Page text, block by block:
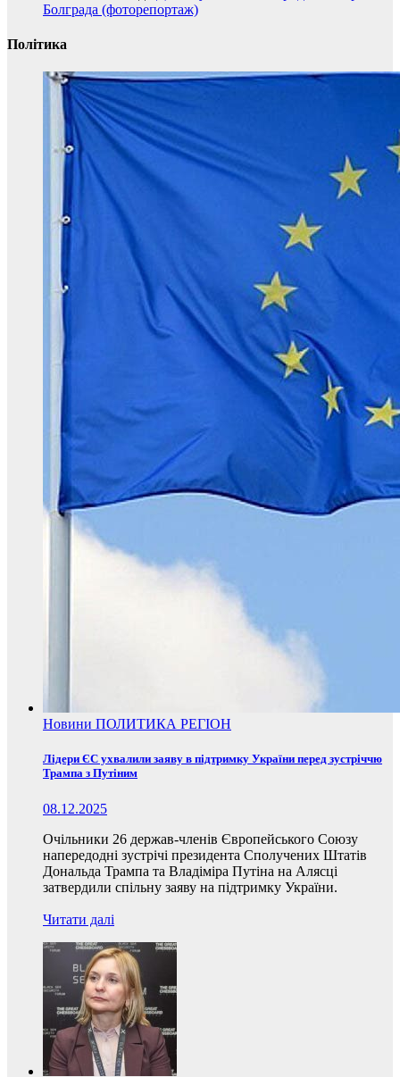
Болграда (фоторепортаж)
Політика
Новини ПОЛИТИКА РЕГІОН
Лідери ЄС ухвалили заяву в підтримку України перед зустріччю
Трампа з Путіним
08.12.2025
Очільники 26 держав-членів Європейського Союзу
напередодні зустрічі президента Сполучених Штатів
Дональда Трампа та Владіміра Путіна на Алясці
затвердили спільну заяву на підтримку України.
Читати далі